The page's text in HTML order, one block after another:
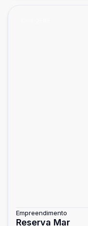
Empreendimento
Reserva Mar